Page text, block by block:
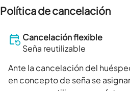
Política de cancelación
Cancelación flexible
Seña reutilizable
Ante la cancelación del
en concepto de seña se